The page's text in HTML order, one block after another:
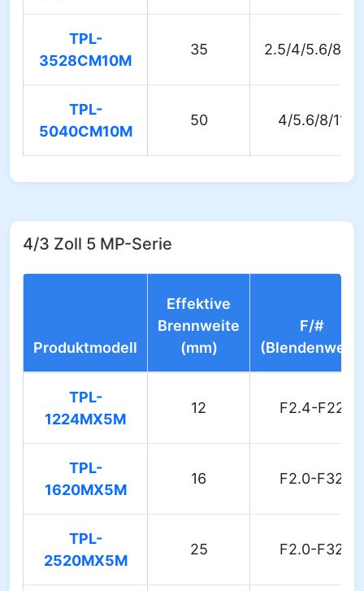
TPL-
3528CM10M
35 2.5/4/5.6/8/11
TPL-
5040CM10M
50 4/5.6/8/11
4/3 Zoll 5 MP-Serie
Produktmodell
Effektive
Brennweite
(mm)
F/#
(Blendenwert)
TPL-
1224MX5M
12 F2.4-F22
TPL-
1620MX5M
16 F2.0-F32
TPL-
2520MX5M
25 F2.0-F32